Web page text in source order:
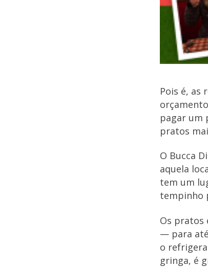
Pois é, as
pagar um
pratos
O Bucca
aquela
tem um
tempinho
Os pratos
— para
o
gringa, é